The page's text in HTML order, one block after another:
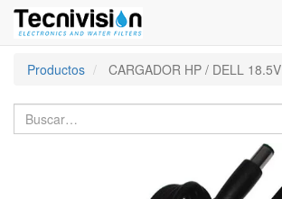
Productos
CARGADOR HP / DELL 18.5V